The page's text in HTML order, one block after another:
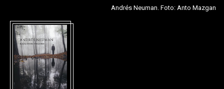
Andrés Neuman. Foto: Anto Mazgan